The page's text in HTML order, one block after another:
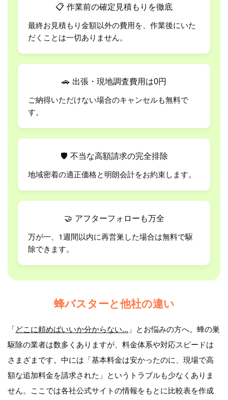
📋 作業前の確定見積もりを徹底
最終お見積もり金額以外の費用を、作業後にいた
だくことは一切ありません。
🚗 出張・現地調査費用は0円
ご納得いただけない場合のキャンセルも無料で
す。
🛡 不当な高額請求の完全排除
地域密着の適正価格と明朗会計をお約束します。
🤝 アフターフォローも万全
万が一、1週間以内に再営巣した場合は無料で駆
除できます。
蜂バスターと他社の違い
「どこに頼めばいいか分からない… 」とお悩みの方へ。蜂の巣
駆除の業者は数多くありますが、料金体系や対応スピードは
さまざまです。中には「基本料金は安かったのに、現場で高
額な追加料金を請求された」というトラブルも少なくありま
せん。ここでは各社公式サイトの情報をもとに比較表を作成